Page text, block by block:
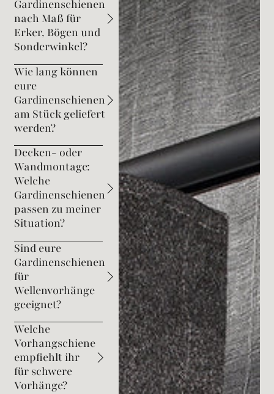
Gardinenschienen
nach Maß für
Erker, Bögen und
Sonderwinkel?
Wie lang können
eure
Gardinenschienen
am Stück geliefert
werden?
Decken- oder
Wandmontage:
Welche
Gardinenschienen
passen zu meiner
Situation?
Sind eure
Gardinenschienen
für
Wellenvorhänge
geeignet?
Welche
Vorhangschiene
empfiehlt ihr
für schwere
Vorhänge?